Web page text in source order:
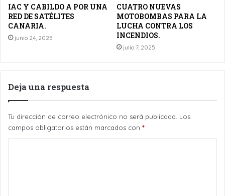
IAC Y CABILDO A POR UNA
RED DE SATÉLITES
CANARIA.
junio 24, 2025
CUATRO NUEVAS
MOTOBOMBAS PARA LA
LUCHA CONTRA LOS
INCENDIOS.
julio 7, 2025
Deja una respuesta
Tu dirección de correo electrónico no será publicada. Los
campos obligatorios están marcados con *